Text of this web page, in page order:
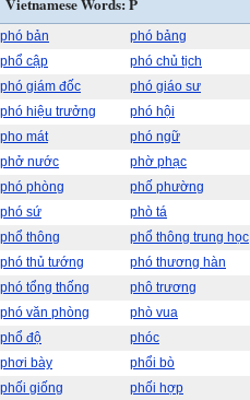
Vietnamese Words: P
phó bản phó bảng
phổ cập
phó chủ tịch
phó giám đốc
phó giáo sư
phó hiệu trưởng
phó hội
pho mát
phó ngữ
phở nước
phờ phạc
phó phòng
phố phường
phó sứ
phò tá
phổ thông
phổ thông trung học
phó thủ tướng
phó thương hàn
phó tổng thống
phô trương
phó văn phòng
phò vua
phổ độ
phóc
phơi bày
phổi bò
phối giống
phối hợp